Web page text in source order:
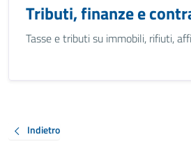
Tributi, finanze e
Tasse e tributi su immobili, rifiuti,
Indietro